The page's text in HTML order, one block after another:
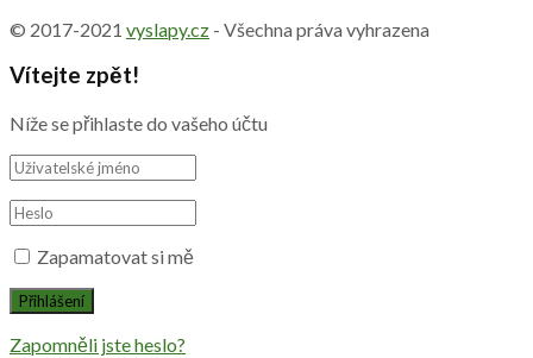
© 2017-2021 vyslapy.cz - Všechna práva vyhrazena
Vítejte zpět!
Níže se přihlaste do vašeho účtu
Zapamatovat si mě
Zapomněli jste heslo?